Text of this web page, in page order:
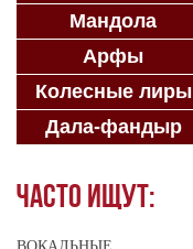
Мандола
Арфы
Колесные лиры
Дала-фандыр
Часто ищут: